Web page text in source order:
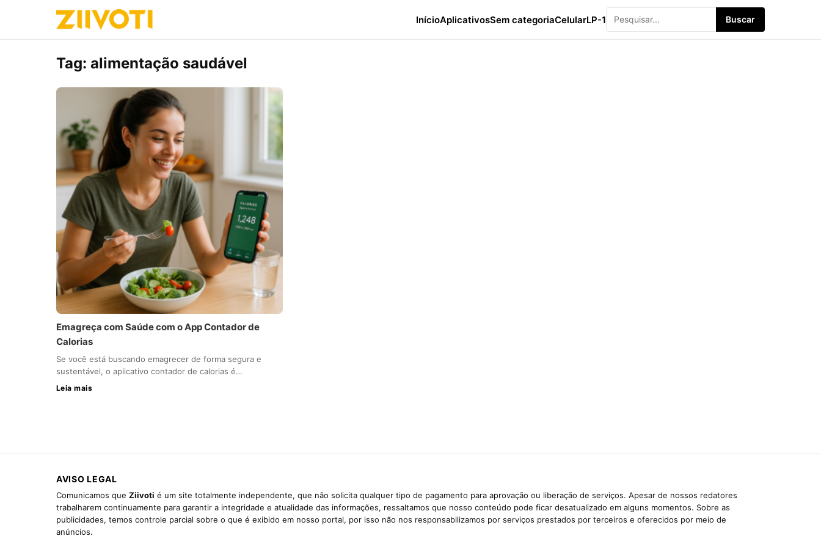
InícioAplicativosSem categoriaCelularLP-1 Buscar
Tag: alimentação saudável
Emagreça com Saúde com o App Contador de
Calorias
Se você está buscando emagrecer de forma segura e
sustentável, o aplicativo contador de calorias é…
Leia mais
AVISO LEGAL
Comunicamos que Ziivoti é um site totalmente independente, que não solicita qualquer tipo de pagamento para aprovação ou liberação de serviços. Apesar de nossos redatores
trabalharem continuamente para garantir a integridade e atualidade das informações, ressaltamos que nosso conteúdo pode ficar desatualizado em alguns momentos. Sobre as
publicidades, temos controle parcial sobre o que é exibido em nosso portal, por isso não nos responsabilizamos por serviços prestados por terceiros e oferecidos por meio de
anúncios.